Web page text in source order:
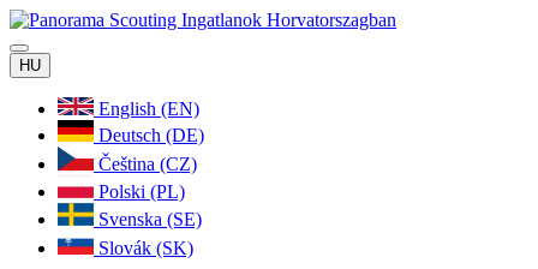
HU
English (EN)
Deutsch (DE)
Čeština (CZ)
Polski (PL)
Svenska (SE)
Slovák (SK)